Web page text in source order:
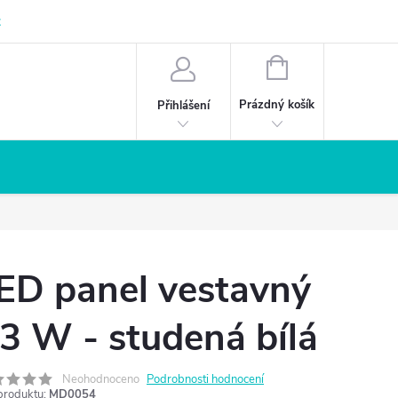
Přihlášení
NÁKUPNÍ
Prázdný košík
panel vestavný
W - studená bílá
Neohodnoceno Podrobnosti hodnocení
MD0054